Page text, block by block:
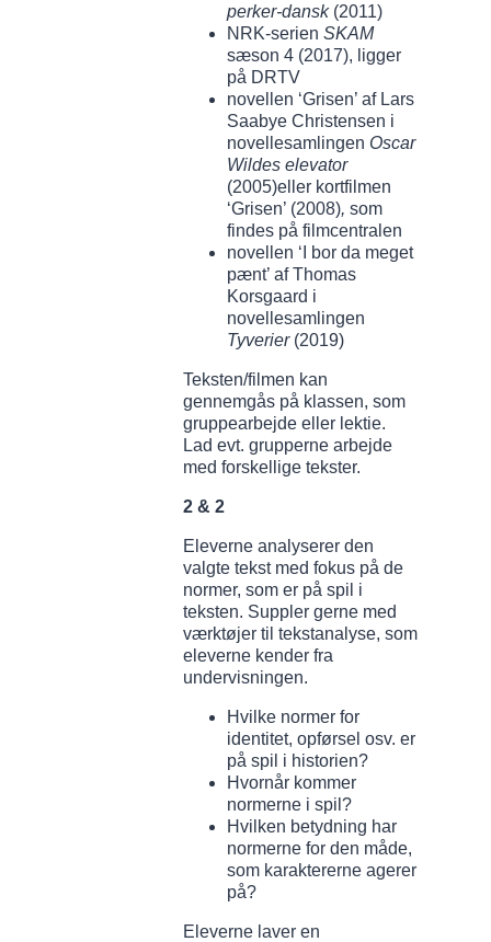
perker-dansk (2011)
NRK-serienSKAM
sæson 4 (2017), ligger
på DRTV
novellen ‘Grisen’ af Lars
Saabye Christensen i
novellesamlingen Oscar
Wildes elevator
(2005)eller kortfilmen
‘Grisen’ (2008),som
findes på filmcentralen
novellen ‘I bor da meget
pænt’ af Thomas
Korsgaard i
novellesamlingen
Tyverier (2019)
Teksten/filmen kan
gennemgås på klassen, som
gruppearbejde eller lektie.
Lad evt. grupperne arbejde
med forskellige tekster.
2 & 2
Eleverne analyserer den
valgte tekst med fokus på de
normer, som er på spil i
teksten. Suppler gerne med
værktøjer til tekstanalyse, som
eleverne kender fra
undervisningen.
Hvilke normer for
identitet, opførsel osv. er
på spil i historien?
Hvornår kommer
normerne i spil?
Hvilken betydning har
normerne for den måde,
som karaktererne agerer
på?
Eleverne laver en